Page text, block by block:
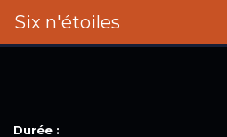
Six n'étoiles
Durée :